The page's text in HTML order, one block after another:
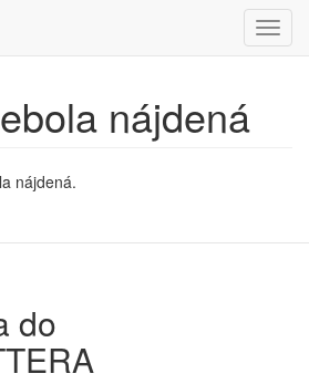
nájdená
nájdená.
do